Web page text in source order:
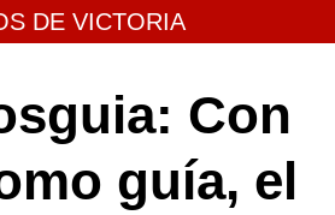
DE VICTORIA
Con
guía, el